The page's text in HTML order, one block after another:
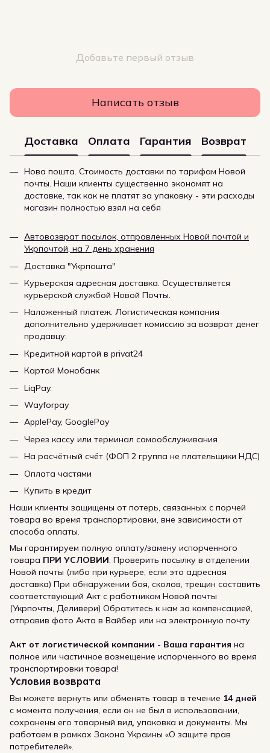
Добавьте первый отзыв
Написать отзыв
Доставка Оплата Гарантия Возврат
Нова пошта. Стоимость доставки по тарифам Новой
почты. Наши клиенты существенно экономят на
доставке, так как не платят за упаковку - эти расходы
магазин полностью взял на себя
Автовозврат посылок, отправленных Новой почтой и
Укрпочтой, на 7 день хранения
Доставка "Укрпошта"
Курьерская адресная доставка. Осуществляется
курьерской службой Новой Почты.
Наложенный платеж. Логистическая компания
дополнительно удерживает комиссию за возврат денег
продавцу:
Кредитной картой в privat24
Картой Монобанк
LiqPay.
Wayforpay
ApplePay, GooglePay
Через кассу или терминал самообслуживания
На расчётный счёт (ФОП 2 группа не плательщики НДС)
Оплата частями
Купить в кредит
Наши клиенты защищены от потерь, связанных с порчей
товара во время транспортировки, вне зависимости от
способа оплаты.
Мы гарантируем полную оплату/замену испорченного
товара ПРИ УСЛОВИИ: Проверить посылку в отделении
Новой почты (либо при курьере, если это адресная
доставка) При обнаружении боя, сколов, трещин составить
соответствующий Акт с работником Новой почты
(Укрпочты, Деливери) Обратитесь к нам за компенсацией,
отправив фото Акта в Вайбер или на электронную почту.
Акт от логистической компании - Ваша гарантия на
полное или частичное возмещение испорченного во время
транспортировки товара!
Условия возврата
Вы можете вернуть или обменять товар в течение 14 дней
с момента получения, если он не был в использовании,
сохранены его товарный вид, упаковка и документы. Мы
работаем в рамках Закона Украины «О защите прав
потребителей».